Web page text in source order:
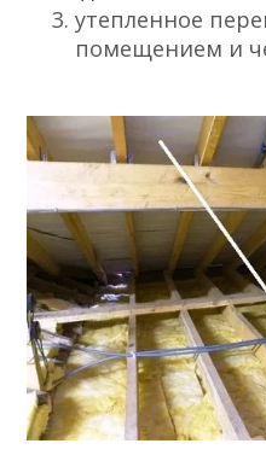
утепленное
помещением и